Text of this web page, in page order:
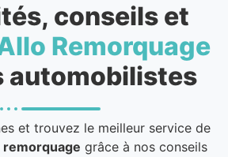
conseils et
Remorquage
automobilistes
et trouvez le meilleur service de
remorquage grâce à nos conseils